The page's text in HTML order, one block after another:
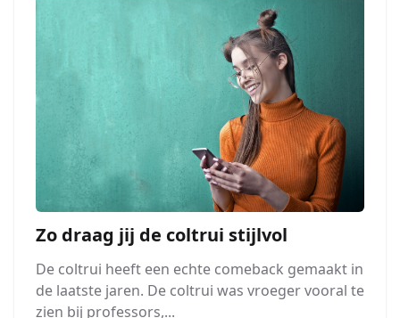
Zo draag jij de coltrui stijlvol
De coltrui heeft een echte comeback gemaakt in
de laatste jaren. De coltrui was vroeger vooral te
zien bij professors,...